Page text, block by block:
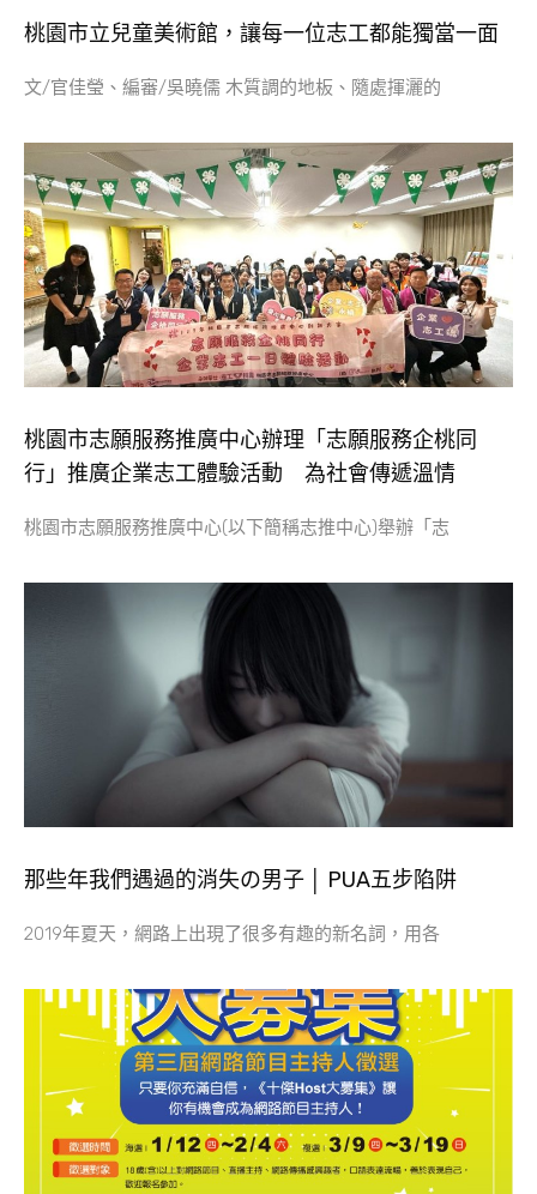
桃園市立兒童美術館，讓每一位志工都能獨當一面
文/官佳瑩、編審/吳曉儒 木質調的地板、隨處揮灑的
桃園市志願服務推廣中心辦理「志願服務企桃同
行」推廣企業志工體驗活動 為社會傳遞溫情
桃園市志願服務推廣中心(以下簡稱志推中心)舉辦「志
那些年我們遇過的消失の男子 │ PUA五步陷阱
2019年夏天，網路上出現了很多有趣的新名詞，用各